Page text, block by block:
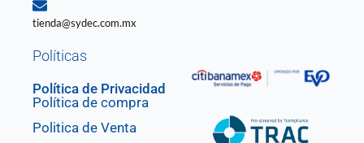
tienda@sydec.com.mx
Políticas
Política de Privacidad
Política de compra
Politica de Venta